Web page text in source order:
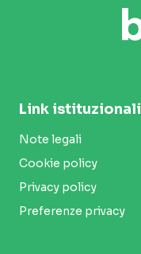
Link istituzionali
Note legali
Cookie policy
Privacy policy
Preferenze privacy